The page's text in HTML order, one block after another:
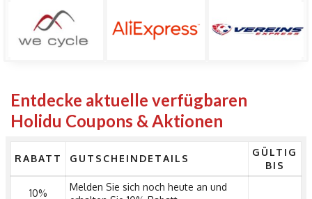
Entdecke aktuelle verfügbaren
Holidu Coupons & Aktionen
RABATT GUTSCHEINDETAILS
GÜLTIG
BIS
10%
Melden Sie sich noch heute an und